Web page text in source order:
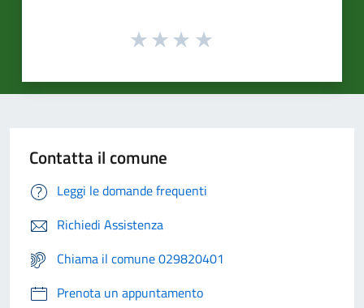
Contatta il comune
Leggi le domande frequenti
Richiedi Assistenza
Chiama il comune 029820401
Prenota un appuntamento